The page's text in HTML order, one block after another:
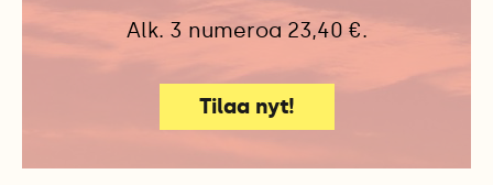
Alk. 3 numeroa 23,40 €.
Tilaa nyt!